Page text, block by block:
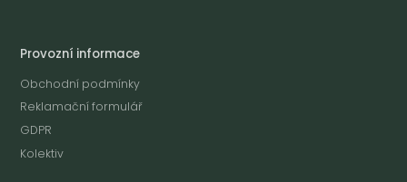
Provozní informace
Obchodní podmínky
Reklamační formulář
GDPR
Kolektiv